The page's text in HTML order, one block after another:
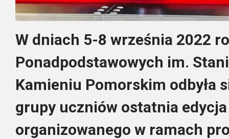
W dniach 5-8 września 2022
Ponadpodstawowych im.
Kamieniu Pomorskim odbyła
grupy uczniów ostatnia
organizowanego w ramach